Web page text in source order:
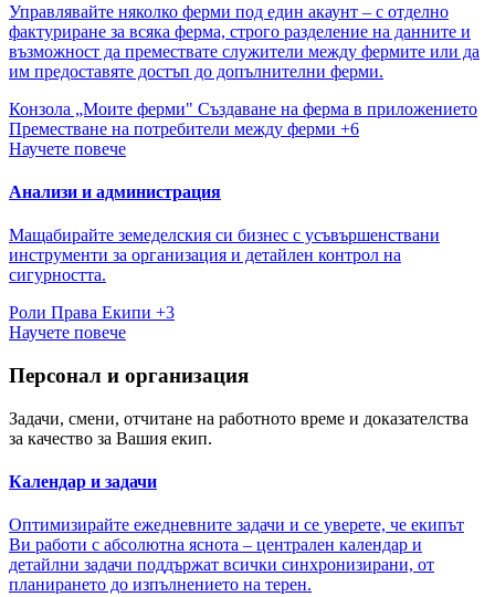
Управлявайте няколко ферми под един акаунт – с отделно
фактуриране за всяка ферма, строго разделение на данните и
възможност да премествате служители между фермите или да
им предоставяте достъп до допълнителни ферми.
Конзола „Моите ферми" Създаване на ферма в приложението
Преместване на потребители между ферми +6
Научете повече
Анализи и администрация
Мащабирайте земеделския си бизнес с усъвършенствани
инструменти за организация и детайлен контрол на
сигурността.
Роли Права Екипи +3
Научете повече
Персонал и организация
Задачи, смени, отчитане на работното време и доказателства
за качество за Вашия екип.
Календар и задачи
Оптимизирайте ежедневните задачи и се уверете, че екипът
Ви работи с абсолютна яснота – централен календар и
детайлни задачи поддържат всички синхронизирани, от
планирането до изпълнението на терен.